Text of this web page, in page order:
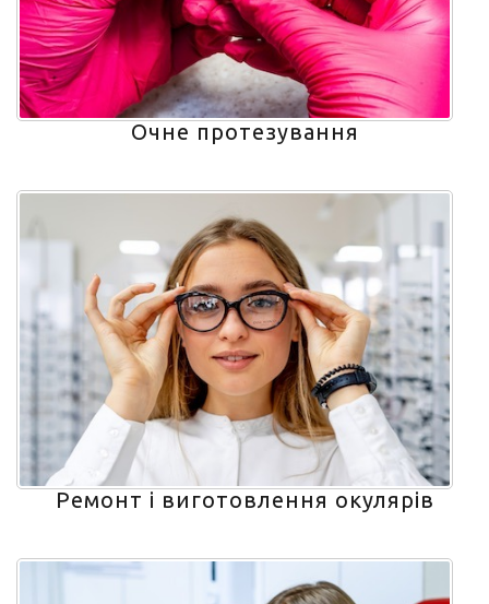
Очне протезування
Ремонт і виготовлення окулярів